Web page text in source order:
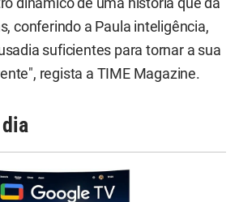
conferindo a Paula inteligência,
suficientes para tornar a sua
regista a TIME Magazine.